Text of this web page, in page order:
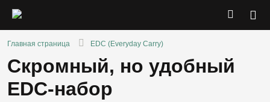
Главная страница EDC (Everyday Carry)
Скромный, но удобный
EDC-набор